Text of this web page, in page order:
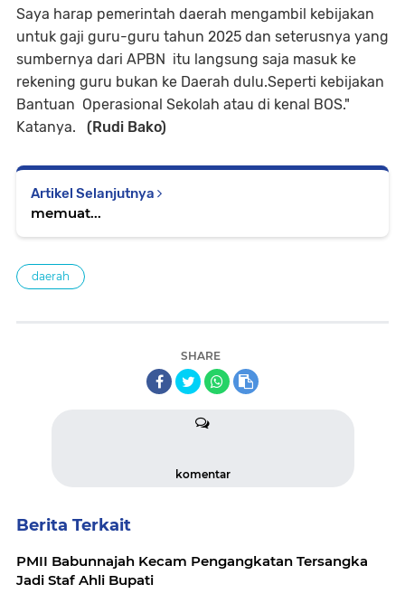
Saya harap pemerintah daerah mengambil kebijakan
untuk gaji guru-guru tahun 2025 dan seterusnya yang
sumbernya dari APBN itu langsung saja masuk ke
rekening guru bukan ke Daerah dulu.Seperti kebijakan
Bantuan Operasional Sekolah atau di kenal BOS."
Katanya. (Rudi Bako)
Artikel Selanjutnya
memuat...
daerah
SHARE
komentar
Berita Terkait
PMII Babunnajah Kecam Pengangkatan Tersangka
Jadi Staf Ahli Bupati